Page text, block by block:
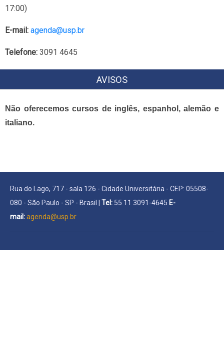
17:00)
E-mail: agenda@usp.br
Telefone: 3091 4645
AVISOS
Não oferecemos cursos de inglês, espanhol, alemão e
italiano.
Rua do Lago, 717 - sala 126 - Cidade Universitária - CEP: 05508-
080 - São Paulo - SP - Brasil | Tel: 55 11 3091-4645 E-
mail:agenda@usp.br